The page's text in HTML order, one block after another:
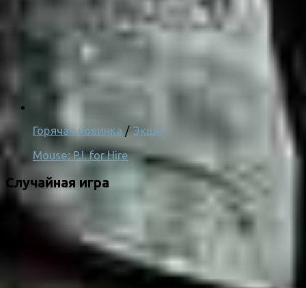
Горячая новинка / Экшн
Mouse: P.I. for Hire
Случайная игра